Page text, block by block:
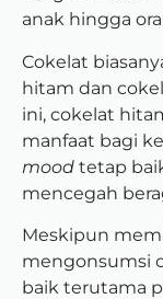
anak hingga
Cokelat
hitam dan
ini, cokelat
manfaat bagi
mood tetap
mencegah
Meskipun
mengonsumsi
baik terutama